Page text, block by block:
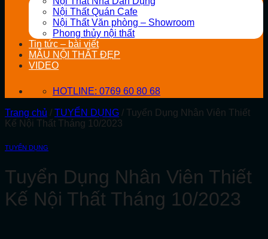
Nội Thất Quán Cafe
Nội Thất Văn phòng – Showroom
Phong thủy nội thất
Tin tức – bài viết
MẪU NỘI THẤT ĐẸP
VIDEO
HOTLINE: 0769 60 80 68
Trang chủ / TUYỂN DỤNG / Tuyển Dụng Nhân Viên Thiết
Kế Nội Thất Tháng 10/2023
TUYỂN DỤNG
Tuyển Dụng Nhân Viên Thiết
Kế Nội Thất Tháng 10/2023